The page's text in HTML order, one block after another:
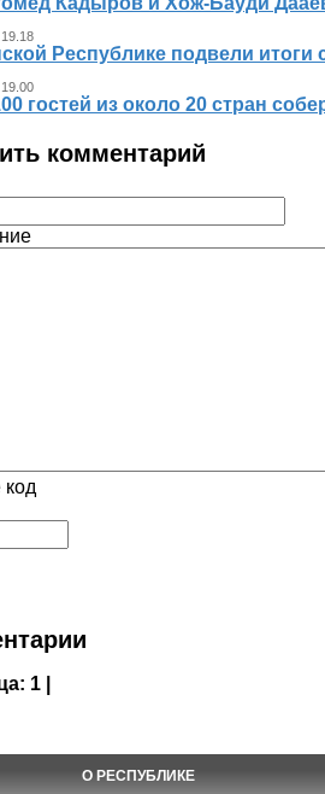
Республике подвели
гостей из около 20 стран
комментарий
код
1 |
О РЕСПУБЛИКЕ